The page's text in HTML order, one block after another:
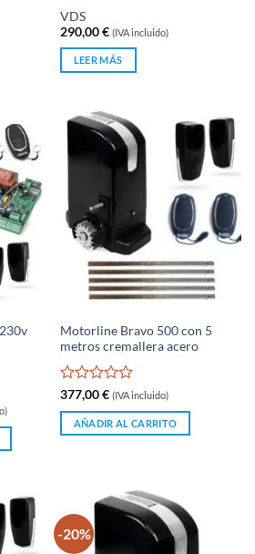
Valorado
con
0
5
VDS
290,00€ (IVA incluido)
LEER MÁS
Motorline Bravo 500 con 5
metros cremallera acero
Valorado
con
de
377,00€ (IVA incluido)
AÑADIR AL CARRITO
-20%